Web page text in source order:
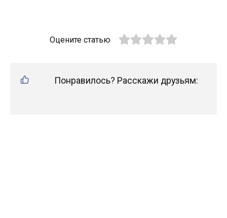
Оцените статью
Понравилось? Расскажи друзьям: